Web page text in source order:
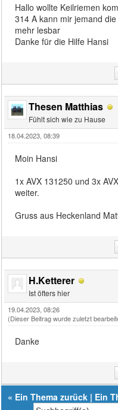
Hallo wollte Keilriemen
314 A kann mir jemand
mehr lesbar
Danke für die Hilfe Hansi
Thesen Matthias
Fühlt sich wie zu Hause
18.04.2023, 08:39
Moin Hansi
1x AVX 131250 und 3x
weiter.
Gruss aus Heckenland
H.Ketterer
Ist öfters hier
19.04.2023, 08:26
(Dieser Beitrag wurde zuletzt
Danke
« Ein Thema zurück | Ein